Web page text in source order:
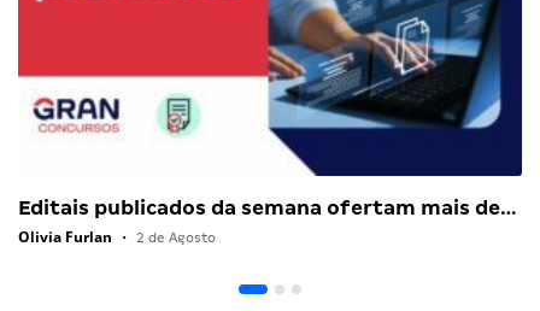
Editais publicados da semana ofertam mais de…
Olivia Furlan • 2 de Agosto